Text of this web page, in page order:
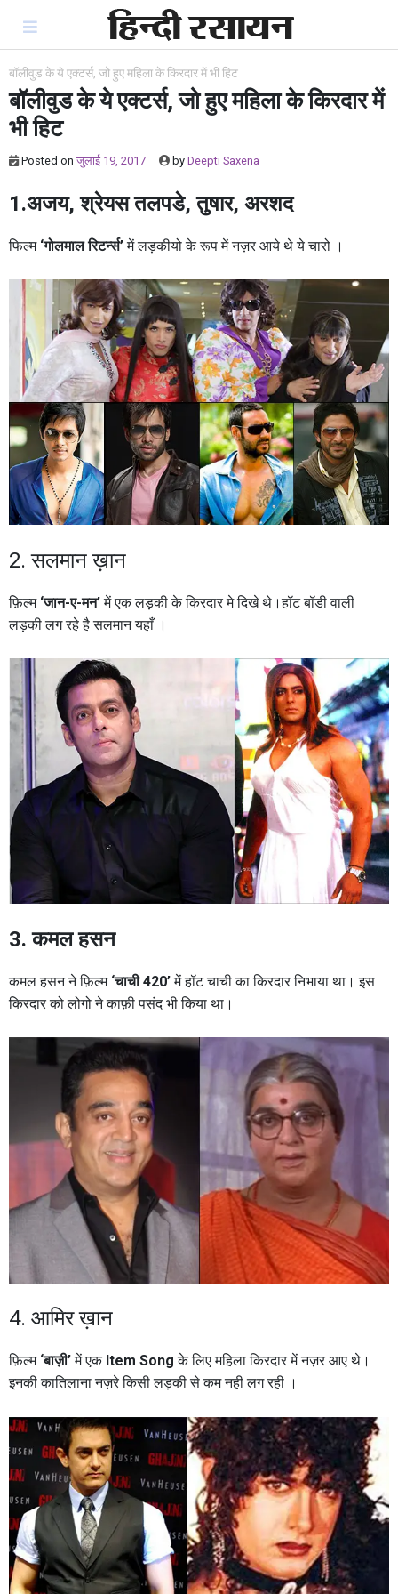
content
बॉलीवुड के ये एक्टर्स, जो हुए महिला के किरदार में भी हिट
बॉलीवुड के ये एक्टर्स, जो हुए महिला के किरदार में
भी हिट
Posted on जुलाई 19, 2017 by Deepti Saxena
1.अजय, श्रेयस तलपडे, तुषार, अरशद
फिल्म‘गोलमाल रिटर्न्स’में लड़कीयो के रूप में नज़र आये थे ये चारो ।
2. सलमान ख़ान
फ़िल्म‘जान-ए-मन’में एक लड़की के किरदार मे दिखे थे।हॉट बॉडी वाली
लड़की लग रहे है सलमान यहाँ ।
3. कमल हसन
कमल हसन ने फ़िल्म‘चाची 420’में हॉट चाची का किरदार निभाया था। इस
किरदार को लोगो ने काफ़ी पसंद भी किया था।
4. आमिर ख़ान
फ़िल्म ‘बाज़ी’में एक Item Song के लिए महिला किरदार में नज़र आए थे।
इनकी कातिलाना नज़रे किसी लड़की से कम नही लग रही ।